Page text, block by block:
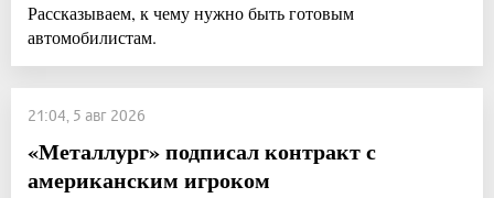
Рассказываем, к чему нужно быть готовым
автомобилистам.
21:04, 5 авг 2026
«Металлург» подписал контракт с
американским игроком